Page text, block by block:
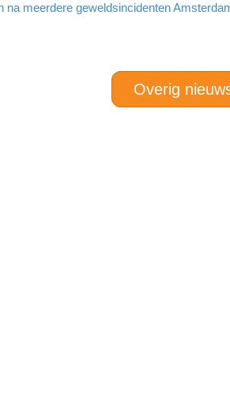
na meerdere geweldsincidenten
Overig